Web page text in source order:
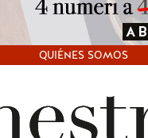
QUIÉNES SOMOS